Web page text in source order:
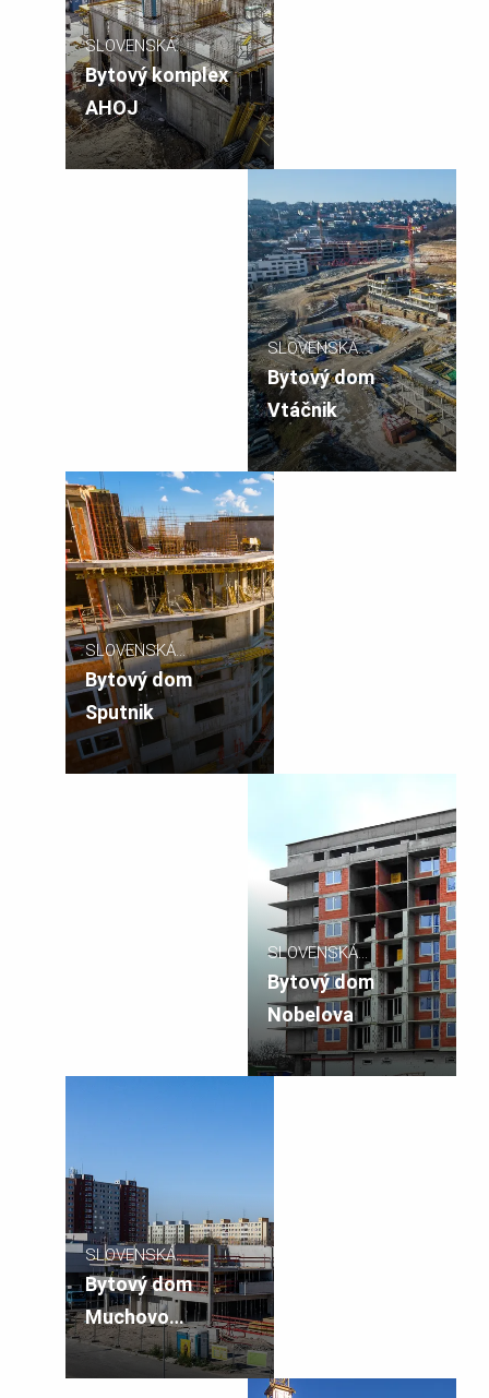
SLOVENSKÁ
REPUBLIKA
Bytový komplex
AHOJ
SLOVENSKÁ
REPUBLIKA
Bytový dom
Vtáčnik
SLOVENSKÁ
REPUBLIKA
Bytový dom
Sputnik
SLOVENSKÁ
REPUBLIKA
Bytový dom
Nobelova
SLOVENSKÁ
REPUBLIKA
Bytový dom
Muchovo
námestie